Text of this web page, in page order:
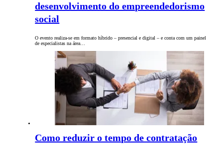
desenvolvimento do empreendedorismo
social
O evento realiza-se em formato híbrido – presencial e digital – e conta com um painel
de especialistas na área…
Como reduzir o tempo de contratação